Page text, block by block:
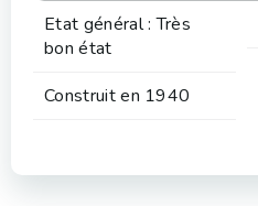
Etat général : Très
bon état
Construit en 1940